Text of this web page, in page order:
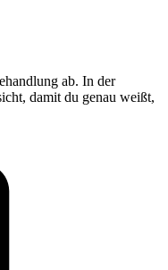
ab. In der
damit du genau weißt,